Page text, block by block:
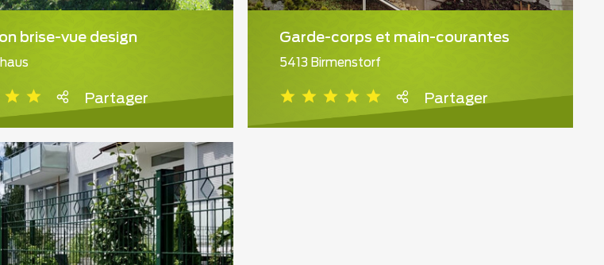
brise-vue design
Partager
Garde-corps et main-courantes
5413 Birmenstorf
Partager